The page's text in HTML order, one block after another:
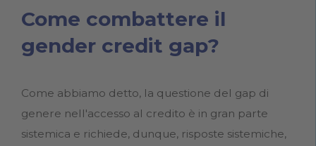
Come combattere il
gender credit gap?
Come abbiamo detto, la questione del gap di
genere nell'accesso al credito è in gran parte
sistemica e richiede, dunque, risposte sistemiche,